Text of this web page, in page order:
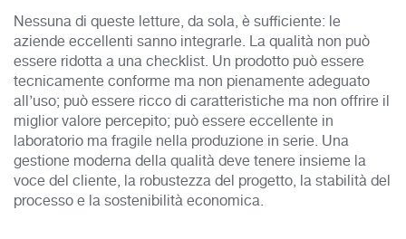
Nessuna di queste letture, da sola, è sufficiente: le
aziende eccellenti sanno integrarle. La qualità non può
essere ridotta a una checklist. Un prodotto può essere
tecnicamente conforme ma non pienamente adeguato
all’uso; può essere ricco di caratteristiche ma non offrire il
miglior valore percepito; può essere eccellente in
laboratorio ma fragile nella produzione in serie. Una
gestione moderna della qualità deve tenere insieme la
voce del cliente, la robustezza del progetto, la stabilità del
processo e la sostenibilità economica.